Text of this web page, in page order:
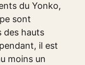
du Yonko,
sont
des hauts
il est
moins un